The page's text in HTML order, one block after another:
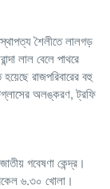
শৈলীতে লালগড়
লাল বেলে পাথরে
রাজপরিবারের বহু
অলঙ্করণ, ট্রফি
গবেষণা কেন্দ্র।
৬.৩০ খোলা।